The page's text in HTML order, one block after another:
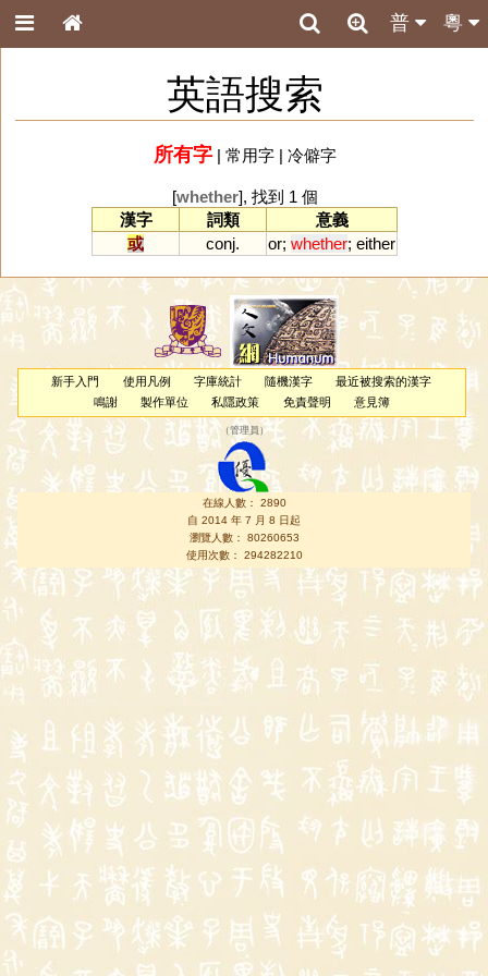
粵
普
英語搜索
所有字| 常用字| 冷僻字
[whether], 找到 1 個
漢字
詞類
意義
或
conj. or; whether; either
新手入門 使用凡例 字庫統計 隨機漢字
最近被搜索的漢字
鳴謝
製作單位 私隱政策 免責聲明 意見簿
（管理員 ）
在線人數： 2890
自 2014 年 7 月 8 日起
瀏覽人數： 80260653
使用次數： 294282210